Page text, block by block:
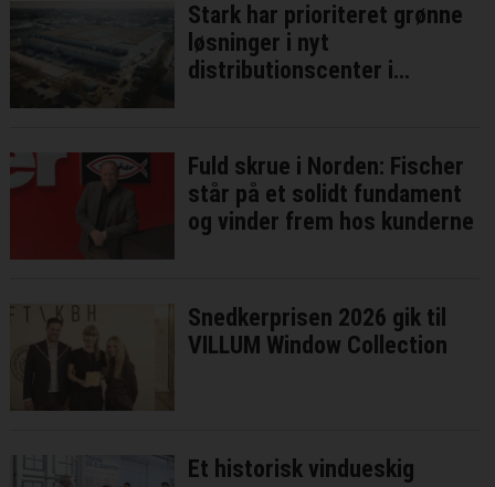
Stark har prioriteret grønne
løsninger i nyt
distributionscenter i
Fuld skrue i Norden: Fischer
står på et solidt fundament
og vinder frem hos kunderne
Snedkerprisen 2026 gik til
VILLUM Window Collection
Et historisk vindueskig